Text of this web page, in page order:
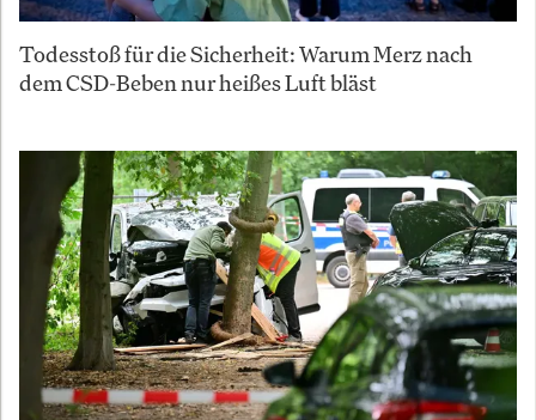
Todesstoß für die Sicherheit: Warum Merz nach
dem CSD-Beben nur heißes Luft bläst